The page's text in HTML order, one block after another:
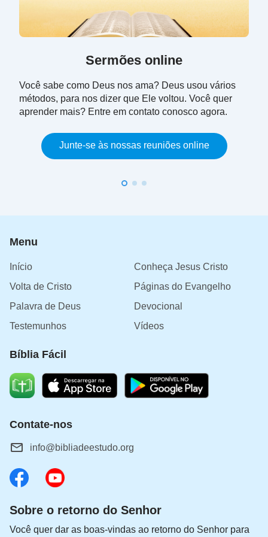
Sermões online
Você sabe como Deus nos ama? Deus usou vários
métodos, para nos dizer que Ele voltou. Você quer
aprender mais? Entre em contato conosco agora.
Junte-se às nossas reuniões online
Menu
Início
Conheça Jesus Cristo
Volta de Cristo
Páginas do Evangelho
Palavra de Deus
Devocional
Testemunhos
Vídeos
Bíblia Fácil
Contate-nos
info@bibliadeestudo.org
Sobre o retorno do Senhor
Você quer dar as boas-vindas ao retorno do Senhor para